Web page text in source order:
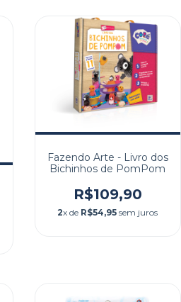
Fazendo Arte - Livro dos
Bichinhos de PomPom
R$109,90
2x de R$54,95 sem juros